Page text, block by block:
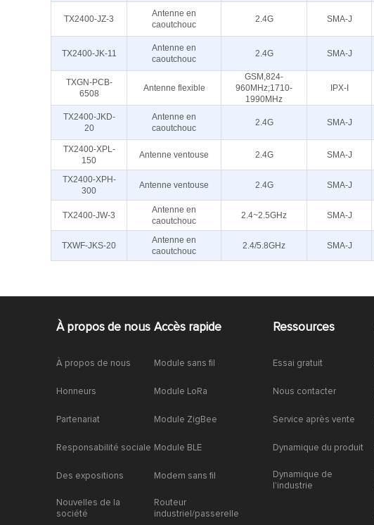
TX2400-JZ-3
Antenne en
caoutchouc
2.4G SMA-J
TX2400-JK-11
Antenne en
caoutchouc
2.4G SMA-J
TXGN-PCB-
6508
Antenne flexible
GSM,824-
960MHz;1710-
1990MHz
IPX-I
TX2400-JKD-
20
Antenne en
caoutchouc
2.4G SMA-J
TX2400-XPL-
150
Antenne ventouse 2.4G SMA-J
TX2400-XPH-
300
Antenne ventouse 2.4G SMA-J
TX2400-JW-3
Antenne en
caoutchouc
2.4~2.5GHz SMA-J
TXWF-JKS-20
Antenne en
caoutchouc
2.4/5.8GHz SMA-J
À propos de nous
À propos de nous
Honneurs
Partenariat
Responsabilité sociale
Des expositions
Nouvelles de la
société
Accès rapide
Module sans fil
Module LoRa
Module ZigBee
Module BLE
Modem sans fil
Routeur
industriel/passerelle
Ressources
Essai gratuit
Nous contacter
Service après vente
Dynamique du produit
Dynamique de
l'industrie